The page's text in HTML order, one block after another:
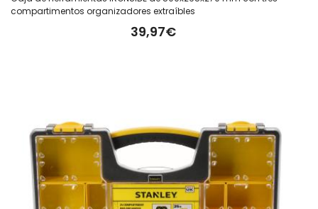
compartimentos organizadores extraíbles
39,97€